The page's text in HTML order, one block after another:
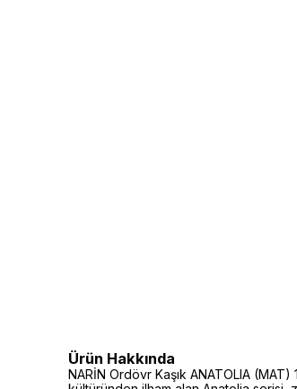
Ürün Hakkında
NARİN Ordövr Kaşık ANATOLIA